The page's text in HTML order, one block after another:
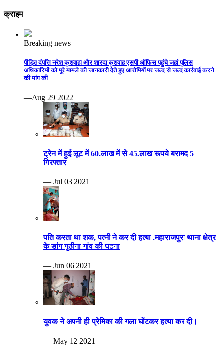
क्राइम
Breaking news
पीड़ित दंपत्ति नरेश कुशवाहा और शारदा कुशवाह एसपी ऑफिस पहुंचे जहां पुलिस
अधिकारियों को पूरे मामले की जानकारी देते हुए आरोपियों पर जल्द से जल्द कार्रवाई करने
की मांग की
—Aug 29 2022
ट्रेन में हुई लूट में 60.लाख में से 45.लाख रूपये बरामद 5
गिरफ्तार
— Jul 03 2021
पति करता था शक, पत्नी ने कर दी हत्या .महाराजपुरा थाना क्षेत्र
के डांग गुठीना गांव की घटना
— Jun 06 2021
युवक ने अपनी ही प्रेमिका की गला घोंटकर हत्या कर दी।
— May 12 2021